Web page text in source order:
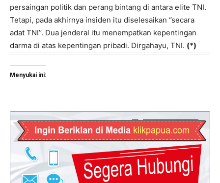
persaingan politik dan perang bintang di antara elite TNI.
Tetapi, pada akhirnya insiden itu diselesaikan ‘’secara
adat TNI’’. Dua jenderal itu menempatkan kepentingan
darma di atas kepentingan pribadi. Dirgahayu, TNI. (*)
Menyukai ini: